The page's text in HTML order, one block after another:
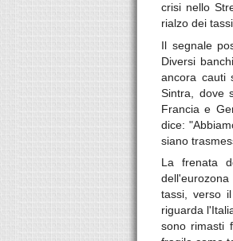
crisi nello
rialzo dei
Il segnale
Diversi
ancora cauti
Sintra, dove
Francia e
dice:
siano
La frenata
tassi, verso
riguarda
sono rimasti